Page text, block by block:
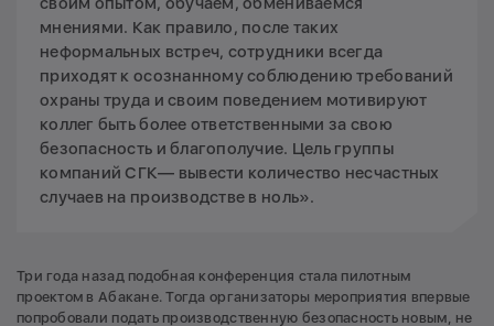
мнениями. Как правило, после таких
неформальных встреч, сотрудники всегда
приходят к осознанному соблюдению требований
охраны труда и своим поведением мотивируют
коллег быть более ответственными за свою
безопасность и благополучие. Цель группы
компаний СГК— вывести количество несчастных
случаев на производстве в ноль».
Три года назад подобная конференция стала пилотным
проектом в Абакане. Тогда организаторы мероприятия впервые
попробовали подать производственную безопасность новым, не